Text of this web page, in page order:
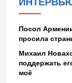
Посол
просила
Михаил
поддержать
моё